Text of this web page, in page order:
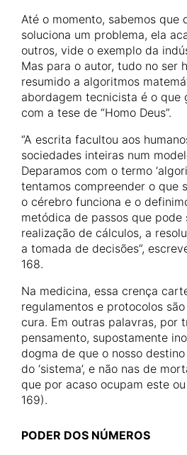
Até o momento, sabemos que
soluciona um problema, ela
outros, vide o exemplo da
Mas para o autor, tudo no ser
resumido a algoritmos
abordagem tecnicista é o que
com a tese de “Homo Deus”.
“A escrita facultou aos
sociedades inteiras num
Deparamos com o termo
tentamos compreender o que
o cérebro funciona e o
metódica de passos que pode
realização de cálculos, a
a tomada de decisões”,
168.
Na medicina, essa crença
regulamentos e protocolos
cura. Em outras palavras, por
pensamento, supostamente
dogma de que o nosso
do ‘sistema’, e não nas de
que por acaso ocupam este
169).
PODER DOS NÚMEROS